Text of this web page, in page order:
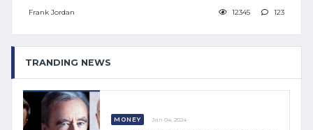
Frank Jordan 12345 123
TRANDING NEWS
MONEY Jan 04, 2024